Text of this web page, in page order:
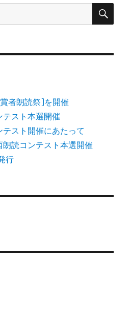
検
者朗読祭]を開催
テスト本選開催
テスト開催にあたって
読コンテスト本選開催
行